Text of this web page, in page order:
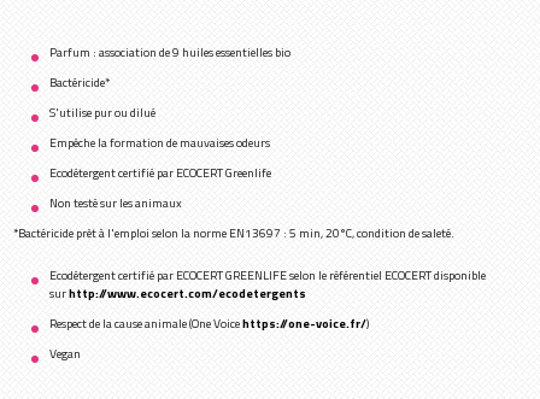
Parfum : association de 9 huiles essentielles bio
Bactéricide*
S'utilise pur ou dilué
Empêche la formation de mauvaises odeurs
Ecodétergent certifié par ECOCERT Greenlife
Non testé sur les animaux
*Bactéricide prêt à l'emploi selon la norme EN13697 : 5 min, 20°C, condition de saleté.
Ecodétergent certifié par ECOCERT GREENLIFE selon le référentiel ECOCERT disponible
surhttp://www.ecocert.com/ecodetergents
Respect de la cause animale (One Voicehttps://one-voice.fr/)
Vegan